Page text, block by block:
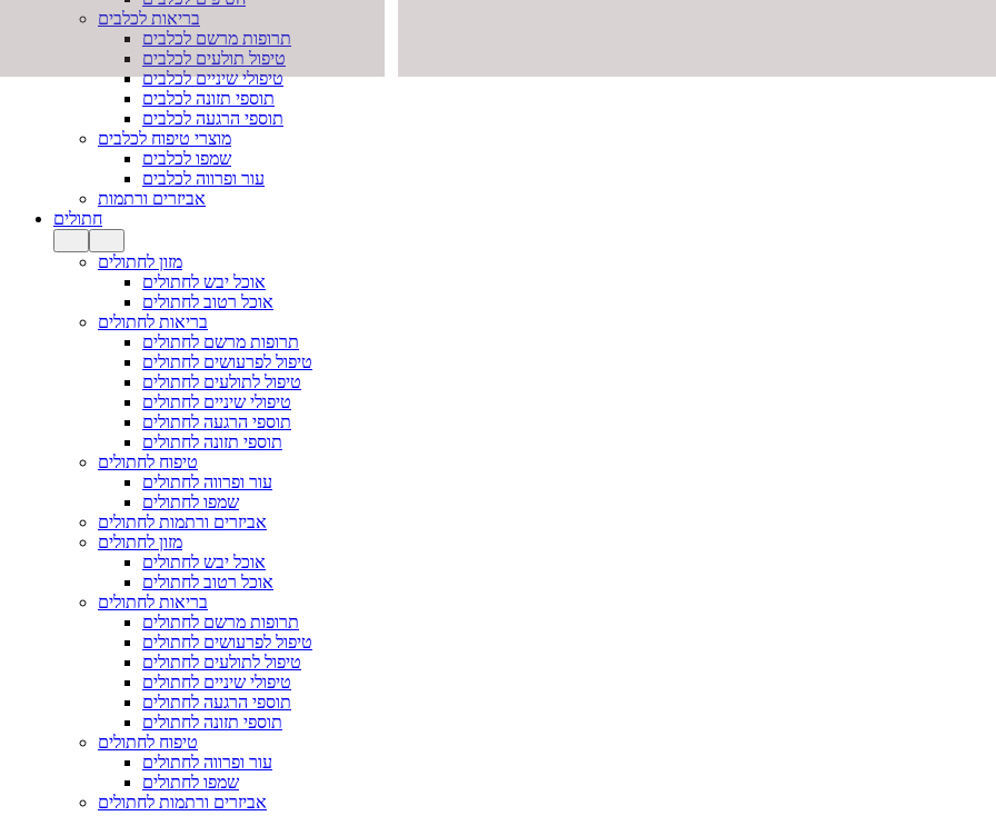
בריאות לכלבים
תרופות מרשם לכלבים
טיפול תולעים לכלבים
טיפולי שיניים לכלבים
תוספי תזונה לכלבים
תוספי הרגעה לכלבים
מוצרי טיפוח לכלבים
שמפו לכלבים
עור ופרווה לכלבים
אביזרים ורתמות
חתולים
מזון לחתולים
אוכל יבש לחתולים
אוכל רטוב לחתולים
בריאות לחתולים
תרופות מרשם לחתולים
טיפול לפרעושים לחתולים
טיפול לתולעים לחתולים
טיפולי שיניים לחתולים
תוספי הרגעה לחתולים
תוספי תזונה לחתולים
טיפוח לחתולים
עור ופרווה לחתולים
שמפו לחתולים
אביזרים ורתמות לחתולים
מזון לחתולים
אוכל יבש לחתולים
אוכל רטוב לחתולים
בריאות לחתולים
תרופות מרשם לחתולים
טיפול לפרעושים לחתולים
טיפול לתולעים לחתולים
טיפולי שיניים לחתולים
תוספי הרגעה לחתולים
תוספי תזונה לחתולים
טיפוח לחתולים
עור ופרווה לחתולים
שמפו לחתולים
אביזרים ורתמות לחתולים